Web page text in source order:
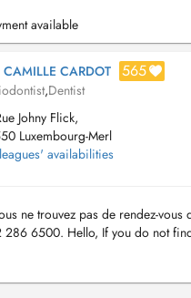
available
CAMILLE CARDOT 565
,Dentist
Johny Flick,
Luxembourg-Merl
availabilities
ne trouvez pas de rendez-
6500. Hello, If you do not
Extractions dents d...